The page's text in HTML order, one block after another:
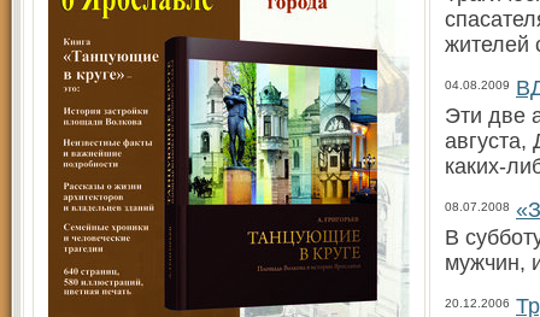
жителей
04.08.2009
Эти две
августа,
каких-
08.07.2008
В
мужчин,
20.12.2006